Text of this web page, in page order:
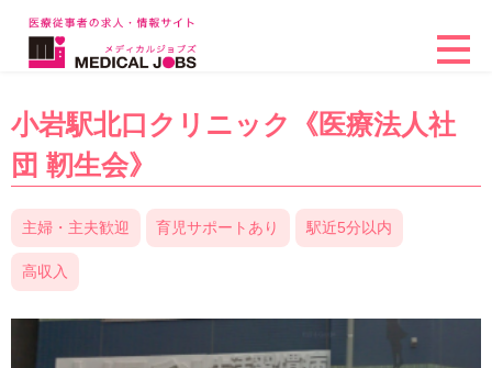
小岩駅北口クリニック《医療法人社
団 靭生会》
主婦・主夫歓迎 育児サポートあり 駅近5分以内
高収入